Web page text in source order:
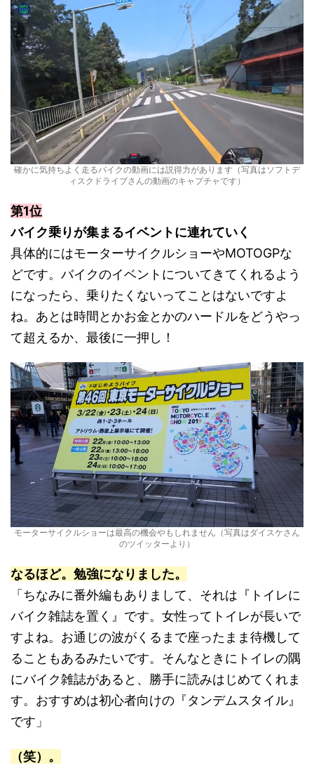
確かに気持ちよく走るバイクの動画には説得力があります（写真はソフトデ
ィスクドライブさんの動画のキャプチャです）
第1位
バイク乗りが集まるイベントに連れていく
具体的にはモーターサイクルショーやMOTOGPな
どです。バイクのイベントについてきてくれるよう
になったら、乗りたくないってことはないですよ
ね。あとは時間とかお金とかのハードルをどうやっ
て超えるか、最後に一押し！
モーターサイクルショーは最高の機会やもしれません（写真はダイスケさん
のツイッターより）
なるほど。勉強になりました。
「ちなみに番外編もありまして、それは『トイレに
バイク雑誌を置く』です。女性ってトイレが長いで
すよね。お通じの波がくるまで座ったまま待機して
ることもあるみたいです。そんなときにトイレの隅
にバイク雑誌があると、勝手に読みはじめてくれま
す。おすすめは初心者向けの『タンデムスタイル』
です」
（笑）。